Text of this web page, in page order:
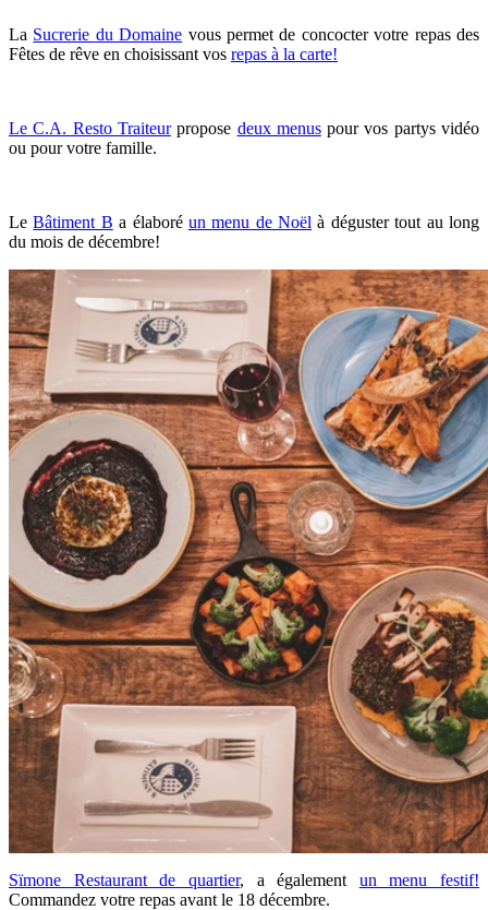
La Sucrerie du Domaine vous permet de concocter votre repas des
Fêtes de rêve en choisissant vos repas à la carte!
Le C.A. Resto Traiteurpropose deux menuspour vos partys vidéo
ou pour votre famille.
LeBâtiment B a élaboré un menu de Noël à déguster tout au long
du mois de décembre!
Sïmone Restaurant de quartier, a également un menu festif!
Commandez votre repas avant le 18 décembre.